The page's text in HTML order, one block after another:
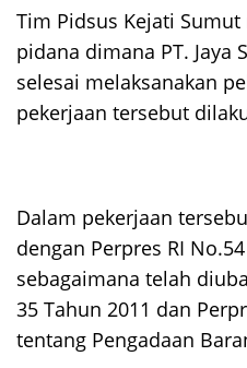
Tim Pidsus Kejati
pidana dimana PT. Jaya
selesai melaksanakan
pekerjaan tersebut
Dalam pekerjaan
dengan Perpres RI
sebagaimana telah
35 Tahun 2011 dan
tentang Pengadaan